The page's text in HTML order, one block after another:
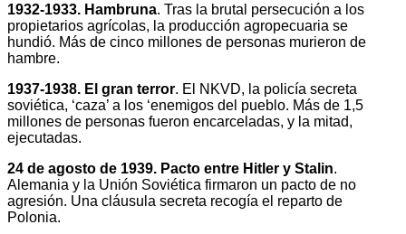
1932-1933. Hambruna. Tras la brutal persecución a los
propietarios agrícolas, la producción agropecuaria se
hundió. Más de cinco millones de personas murieron de
hambre.
1937-1938. El gran terror. El NKVD, la policía secreta
soviética, ‘caza’ a los ‘enemigos del pueblo. Más de 1,5
millones de personas fueron encarceladas, y la mitad,
ejecutadas.
24 de agosto de 1939. Pacto entre Hitler y Stalin.
Alemania y la Unión Soviética firmaron un pacto de no
agresión. Una cláusula secreta recogía el reparto de
Polonia.